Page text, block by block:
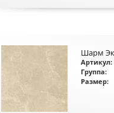
Шарм
Артикул:
Группа:
Размер: